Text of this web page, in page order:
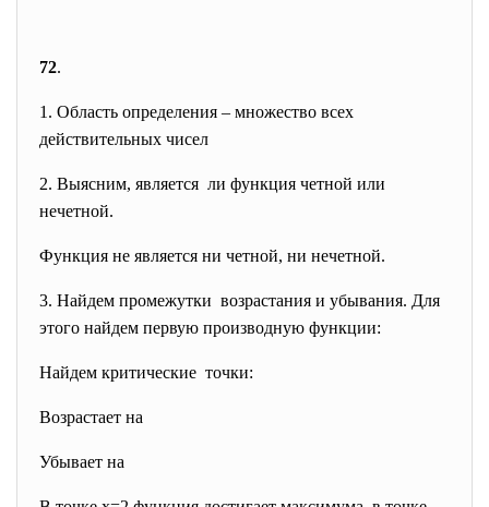
72.
1. Область определения – множество всех
действительных чисел
2. Выясним, является ли функция четной или
нечетной.
Функция не является ни четной, ни нечетной.
3. Найдем промежутки возрастания и убывания. Для
этого найдем первую производную функции:
Найдем критические точки:
Возрастает на
Убывает на